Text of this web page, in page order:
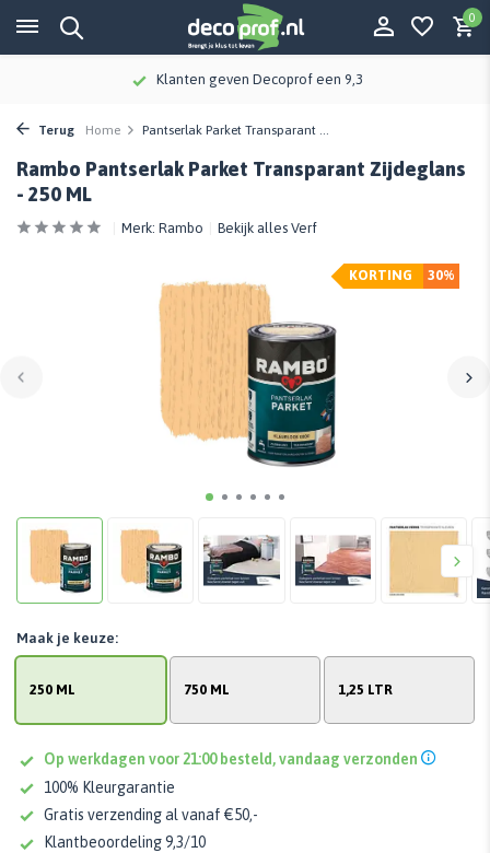
0
Klanten geven Decoprof een 9,3
Terug Home Pantserlak Parket Transparant ...
Rambo Pantserlak Parket Transparant Zijdeglans
- 250 ML
Merk: Rambo Bekijk alles Verf
30%
KORTING
250 ML 750 ML 1,25 LTR
Maak je keuze:
Op werkdagen voor 21:00 besteld, vandaag verzonden
100% Kleurgarantie
Gratis verzending al vanaf €50,-
Klantbeoordeling 9,3/10